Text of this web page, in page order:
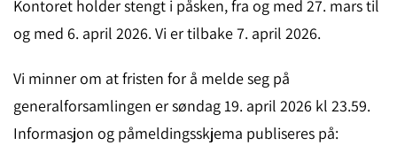
Kontoret holder stengt i påsken, fra og med 27. mars til
og med 6. april 2026. Vi er tilbake 7. april 2026.
Vi minner om at fristen for å melde seg på
generalforsamlingen er søndag 19. april 2026 kl 23.59.
Informasjon og påmeldingsskjema publiseres på: